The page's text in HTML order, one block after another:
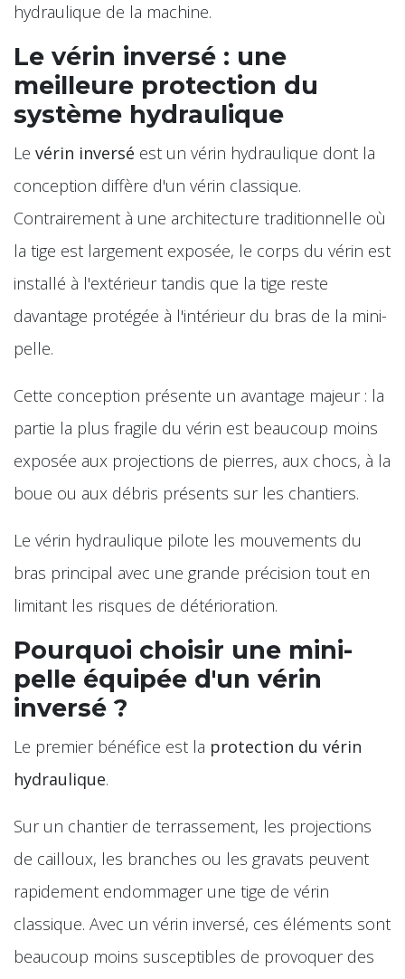
hydraulique de la machine.
Le vérin inversé : une
meilleure protection du
système hydraulique
Le vérin inversé est un vérin hydraulique dont la
conception diffère d'un vérin classique.
Contrairement à une architecture traditionnelle où
la tige est largement exposée, le corps du vérin est
installé à l'extérieur tandis que la tige reste
davantage protégée à l'intérieur du bras de la mini-
pelle.
Cette conception présente un avantage majeur : la
partie la plus fragile du vérin est beaucoup moins
exposée aux projections de pierres, aux chocs, à la
boue ou aux débris présents sur les chantiers.
Le vérin hydraulique pilote les mouvements du
bras principal avec une grande précision tout en
limitant les risques de détérioration.
Pourquoi choisir une mini-
pelle équipée d'un vérin
inversé ?
Le premier bénéfice est la protection du vérin
hydraulique.
Sur un chantier de terrassement, les projections
de cailloux, les branches ou les gravats peuvent
rapidement endommager une tige de vérin
classique. Avec un vérin inversé, ces éléments sont
beaucoup moins susceptibles de provoquer des